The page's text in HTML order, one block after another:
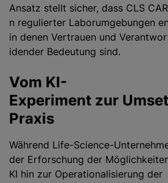
Ansatz stellt sicher, dass CLS
n regulierter Laborumgebungen
in denen Vertrauen und
idender Bedeutung sind.
Vom KI-
Experiment zur
Praxis
Während Life-Science-
der Erforschung der
KI hin zur Operationalisierung der